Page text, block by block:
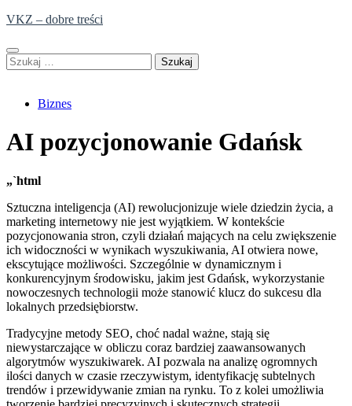
Skip
content
VKZ – dobre treści
Szukaj:
Biznes
AI pozycjonowanie Gdańsk
„`html
Sztuczna inteligencja (AI) rewolucjonizuje wiele dziedzin życia, a
marketing internetowy nie jest wyjątkiem. W kontekście
pozycjonowania stron, czyli działań mających na celu zwiększenie
ich widoczności w wynikach wyszukiwania, AI otwiera nowe,
ekscytujące możliwości. Szczególnie w dynamicznym i
konkurencyjnym środowisku, jakim jest Gdańsk, wykorzystanie
nowoczesnych technologii może stanowić klucz do sukcesu dla
lokalnych przedsiębiorstw.
Tradycyjne metody SEO, choć nadal ważne, stają się
niewystarczające w obliczu coraz bardziej zaawansowanych
algorytmów wyszukiwarek. AI pozwala na analizę ogromnych
ilości danych w czasie rzeczywistym, identyfikację subtelnych
trendów i przewidywanie zmian na rynku. To z kolei umożliwia